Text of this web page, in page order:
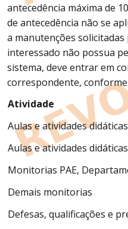
antecedência máxima de
de antecedência não se
a manutenções solicitadas
interessado não possua
sistema, deve entrar em
correspondente,
Atividade
Aulas e atividades
Aulas e atividades
Monitorias PAE,
Demais monitorias
Defesas, qualificações e